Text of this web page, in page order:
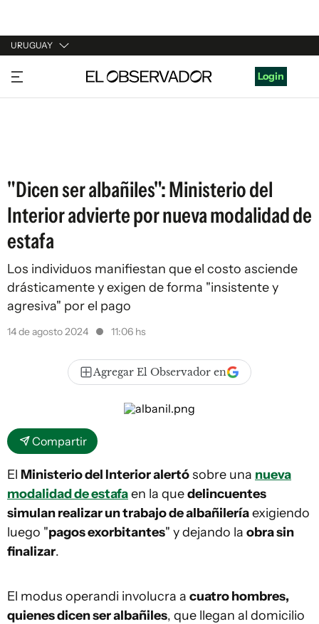
URUGUAY
URUGUAY
ARGENTINA
Login
"Dicen ser albañiles": Ministerio del
Interior advierte por nueva modalidad de
estafa
Los individuos manifiestan que el costo asciende
drásticamente y exigen de forma "insistente y
agresiva" por el pago
14 de agosto 2024 11:06 hs
Agregar El Observador en
Compartir
El Ministerio del Interior alertósobre una nueva
modalidad de estafaen la quedelincuentes
simulan realizar un trabajo de albañileríaexigiendo
luego "pagos exorbitantes" y dejando la obra sin
finalizar.
El modus operandi involucra a cuatro hombres,
quienes dicen ser albañiles, que llegan al domicilio